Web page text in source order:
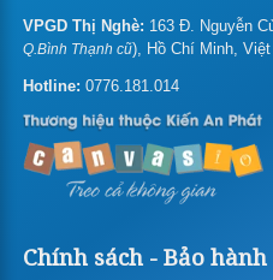
In thiệp mời/sinh nhật/chúc
In tent card – Table tent –
In pp
In Pp Ngoài Trời (in Mực Gốc
VPGD Thị Nghè: 163 Đ. Nguyễn
Q.Bình Thạnh cũ), Hồ Chí Minh, Việt
Hotline: 0776.181.014
Chính sách - Bảo hành